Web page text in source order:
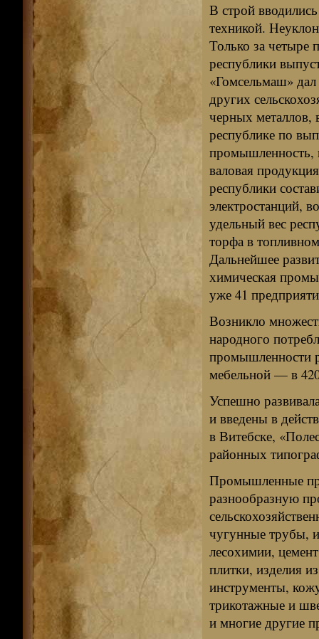
В строй
техникой.
Только за четыре
республики
«Гомсельмаш»
других
черных металлов,
республике по
промышленность,
валовая
республики
электростанций,
удельный вес
торфа в
Дальнейшее
химическая
уже 41
Возникло
народного
промышленности
мебельной — в
Успешно
и введены в
в Витебске,
районных
Промышленные
разнообразную
чугунные трубы,
лесохимии,
плитки, изделия
инструменты,
трикотажные и
и многие другие